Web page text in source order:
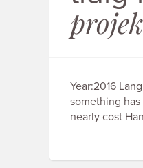
Year:2016
something
nearly cost